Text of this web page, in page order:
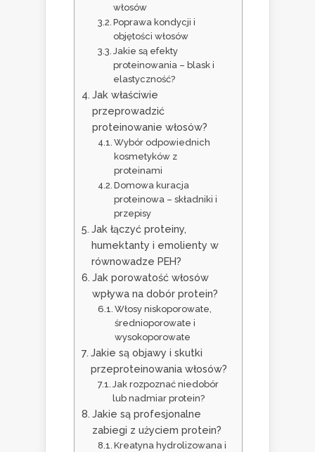
włosów
Poprawa kondycji i
objętości włosów
Jakie są efekty
proteinowania – blask i
elastyczność?
Jak właściwie
przeprowadzić
proteinowanie włosów?
Wybór odpowiednich
kosmetyków z
proteinami
Domowa kuracja
proteinowa – składniki i
przepisy
Jak łączyć proteiny,
humektanty i emolienty w
równowadze PEH?
Jak porowatość włosów
wpływa na dobór protein?
Włosy niskoporowate,
średnioporowate i
wysokoporowate
Jakie są objawy i skutki
przeproteinowania włosów?
Jak rozpoznać niedobór
lub nadmiar protein?
Jakie są profesjonalne
zabiegi z użyciem protein?
Kreatyna hydrolizowana i